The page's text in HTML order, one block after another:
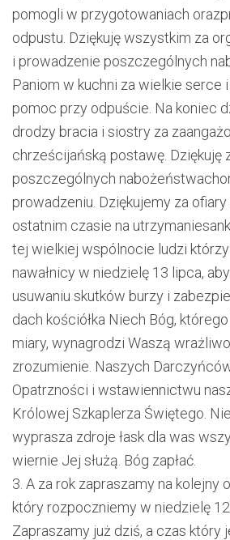
pomogli w przygotowaniach oraz
odpustu Dziękuję wszystkim za
i prowadzenie poszczególnych
Paniom w kuchni za wielkie serce
pomoc przy odpuście. Na koniec
drodzy bracia i siostry za
chrześcijańską postawę. Dziękuję
poszczególnych nabożeństwach
prowadzeniu . Dziękujemy za
ostatnim czasie na utrzymanie
tej wielkiej wspólnocie ludzi
nawałnicy w niedzielę 13 lipca,
usuwaniu skutków burzy i zabez
dach kościółka Niech Bóg,
miary, wynagrodzi Waszą
zrozumienie. Naszych
Opatrzności i wstawiennictwu
Królowej Szkaplerza Świętego.
wyprasza zdroje łask dla was
wiernie Jej służą. Bóg zapłać.
3. A za rok zapraszamy na kolejny
który rozpoczniemyw niedzielę 1 2
Zapraszamy już dziś, a czas który